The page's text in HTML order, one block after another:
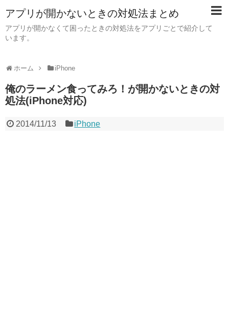
アプリが開かないときの対処法まとめ
アプリが開かなくて困ったときの対処法をアプリごとで紹介して
います。
ホーム iPhone
俺のラーメン食ってみろ！が開かないときの対
処法(iPhone対応)
2014/11/13 iPhone